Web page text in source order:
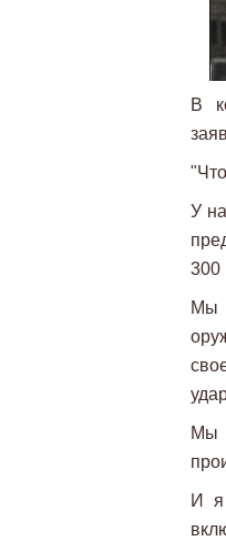
В
У
300
Мы
Мы
И я